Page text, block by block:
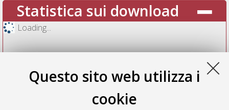
Questo sito web utilizza i
cookie
Statistica sui download
Loading...